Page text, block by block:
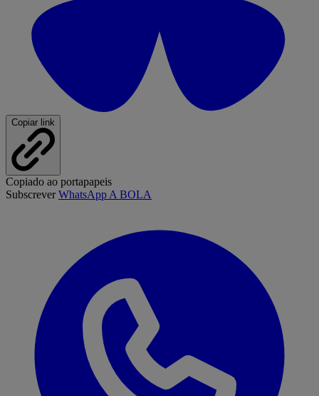
Copiar link
Copiado ao portapapeis
SubscreverWhatsApp A BOLA